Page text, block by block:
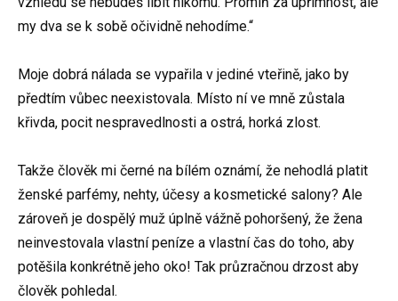
my dva se k sobě očividně nehodíme.“
Moje dobrá nálada se vypařila v jediné vteřině, jako by
předtím vůbec neexistovala. Místo ní ve mně zůstala
křivda, pocit nespravedlnosti a ostrá, horká zlost.
Takže člověk mi černé na bílém oznámí, že nehodlá platit
ženské parfémy, nehty, účesy a kosmetické salony? Ale
zároveň je dospělý muž úplně vážně pohoršený, že žena
neinvestovala vlastní peníze a vlastní čas do toho, aby
potěšila konkrétně jeho oko! Tak průzračnou drzost aby
člověk pohledal.